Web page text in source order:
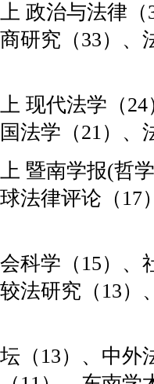
治与法律（
商研究（33）
代法学（24
国法学（21）、
南学报(哲学
球法律评论（17
学（15）、
较法研究（13
13）、中外